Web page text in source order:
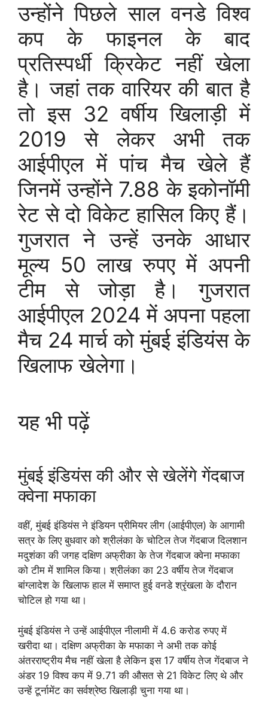
उन्होंने पिछले साल वनडे विश्व
कप के फाइनल के बाद
प्रतिस्पर्धी क्रिकेट नहीं खेला
है। जहां तक वारियर की बात है
तो इस 32 वर्षीय खिलाड़ी में
2019 से लेकर अभी तक
आईपीएल में पांच मैच खेले हैं
जिनमें उन्होंने 7.88 के इकोनॉमी
रेट से दो विकेट हासिल किए हैं।
गुजरात ने उन्हें उनके आधार
मूल्य 50 लाख रुपए में अपनी
टीम से जोड़ा है। गुजरात
आईपीएल 2024 में अपना पहला
मैच 24 मार्च को मुंबई इंडियंस के
खिलाफ खेलेगा।
यह भी पढ़ें
मुंबई इंडियंस की और से खेलेंगे गेंदबाज
क्वेना मफाका
वहीं, मुंबई इंडियंस ने इंडियन प्रीमियर लीग (आईपीएल) के आगामी
सत्र के लिए बुधवार को श्रीलंका के चोटिल तेज गेंदबाज दिलशान
मदुशंका की जगह दक्षिण अफ्रीका के तेज गेंदबाज क्वेना मफाका
को टीम में शामिल किया। श्रीलंका का 23 वर्षीय तेज गेंदबाज
बांग्लादेश के खिलाफ हाल में समाप्त हुई वनडे श्रृंखला के दौरान
चोटिल हो गया था।
मुंबई इंडियंस ने उन्हें आईपीएल नीलामी में 4.6 करोड रुपए में
खरीदा था। दक्षिण अफ्रीका के मफाका ने अभी तक कोई
अंतरराष्ट्रीय मैच नहीं खेला है लेकिन इस 17 वर्षीय तेज गेंदबाज ने
अंडर 19 विश्व कप में 9.71 की औसत से 21 विकेट लिए थे और
उन्हें टूर्नामेंट का सर्वश्रेष्ठ खिलाड़ी चुना गया था।